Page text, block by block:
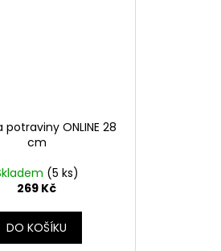
potraviny ONLINE 28
cm
(5 ks)
269 Kč
DO KOŠÍKU